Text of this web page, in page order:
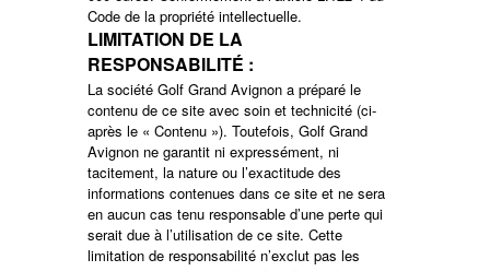
Code de la propriété intellectuelle.
LIMITATION DE LA
RESPONSABILITÉ :
La société Golf Grand Avignon a préparé le
contenu de ce site avec soin et technicité (ci-
après le « Contenu »). Toutefois, Golf Grand
Avignon ne garantit ni expressément, ni
tacitement, la nature ou l’exactitude des
informations contenues dans ce site et ne sera
en aucun cas tenu responsable d’une perte qui
serait due à l’utilisation de ce site. Cette
limitation de responsabilité n’exclut pas les